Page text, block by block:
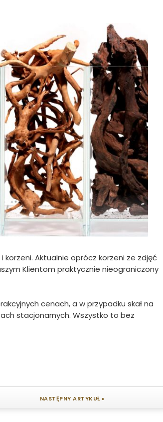
Aktualnie oprócz korzeni ze zdjęć
Klientom praktycznie nieograniczony
cenach, a w przypadku skał na
stacjonarnych. Wszystko to bez
NASTĘPNY ARTYKUŁ »